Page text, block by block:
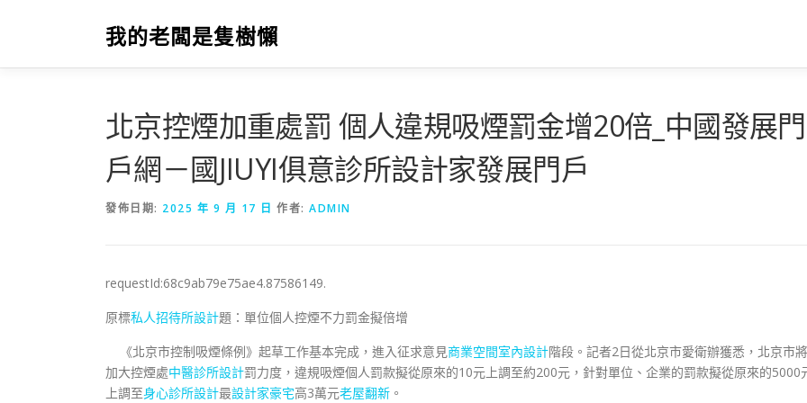
要
我的老闆是隻樹懶
北京控煙加重處罰 個人違規吸煙罰金增20倍_中國發展門
戶網－國JIUYI俱意診所設計家發展門戶
發佈日期: 2025 年 9 月 17 日 作者: ADMIN
requestId:68c9ab79e75ae4.87586149.
原標私人招待所設計題：單位個人控煙不力罰金擬倍增
《北京市控制吸煙條例》起草工作基本完成，進入征求意見商業空間室內設計階段。記者2日從北京市愛衛辦獲悉，北京市將
加大控煙處中醫診所設計罰力度，違規吸煙個人罰款擬從原來的10元上調至約200元，針對單位、企業的罰款擬從原來的5000
上調至身心診所設計最設計家豪宅高3萬元老屋翻新 。